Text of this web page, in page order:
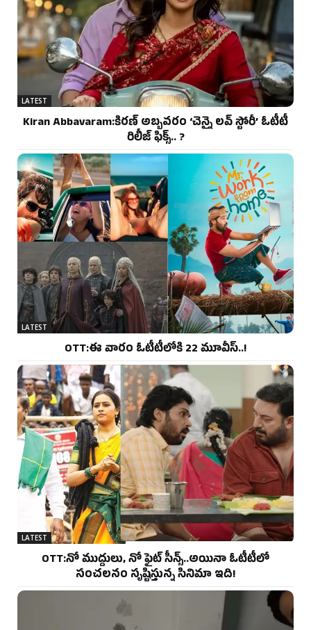
LATEST
Kiran Abbavaram:కిరణ్ అబ్బవరం ‘చెన్నై లవ్ స్టోరీ’ ఓటీటీ
రిలీజ్ ఫిక్స్.. ?
LATEST
OTT:ఈ వారం ఓటీటీలోకి 22 మూవీస్..!
LATEST
OTT:నో ముద్దులు, నో ఫైట్ సీన్స్..అయినా ఓటీటీలో
సంచలనం సృష్టిస్తున్న సినిమా ఇది!